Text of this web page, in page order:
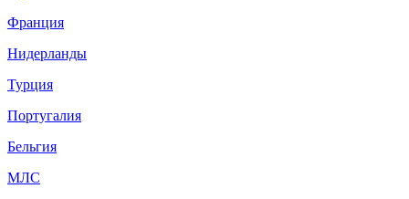
Франция
Нидерланды
Турция
Португалия
Бельгия
МЛС